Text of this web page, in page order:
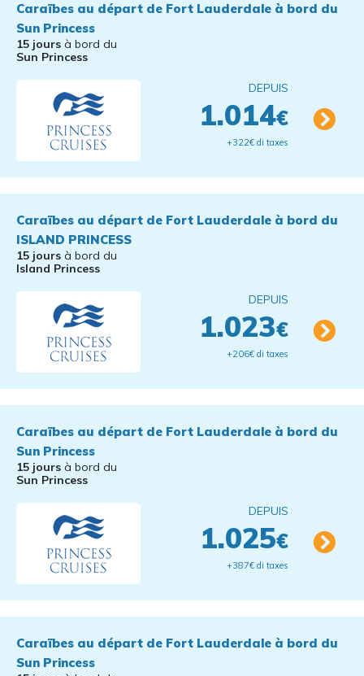
Caraïbes au départ de Fort Lauderdale à bord du
Sun Princess
15 jours à bord du
Sun Princess
DEPUIS
1.014€
+322€ di taxes
Caraïbes au départ de Fort Lauderdale à bord du
ISLAND PRINCESS
15 jours à bord du
Island Princess
DEPUIS
1.023€
+206€ di taxes
Caraïbes au départ de Fort Lauderdale à bord du
Sun Princess
15 jours à bord du
Sun Princess
DEPUIS
1.025€
+387€ di taxes
Caraïbes au départ de Fort Lauderdale à bord du
Sun Princess